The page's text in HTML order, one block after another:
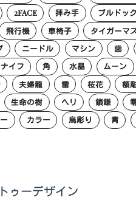
2FACE 拝み手 ブルドック
飛行機 車椅子 タイガーマ
ニードル マシン 歯
イフ 角 水晶 ムーン
夫婦龍 雷 桜花 額
生命の樹 ヘリ 鎖鎌
カラー 烏彫り 青
ゥーデザイン